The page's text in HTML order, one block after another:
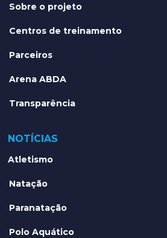
Sobre o projeto
Centros de treinamento
Parceiros
Arena ABDA
Transparência
NOTÍCIAS
Atletismo
Natação
Paranatação
Polo Aquático